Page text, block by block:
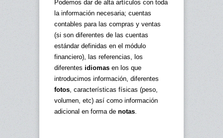
Podemos dar de alta artículos con toda
la información necesaria; cuentas
contables para las compras y ventas
(si son diferentes de las cuentas
estándar definidas en el módulo
financiero), las referencias, los
diferentes idiomas en los que
introducimos información, diferentes
fotos , características físicas (peso,
volumen, etc) así como información
adicional en forma de notas